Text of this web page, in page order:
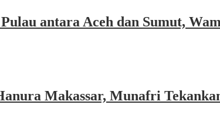
antara Aceh dan Sumut,
Makassar, Munafri